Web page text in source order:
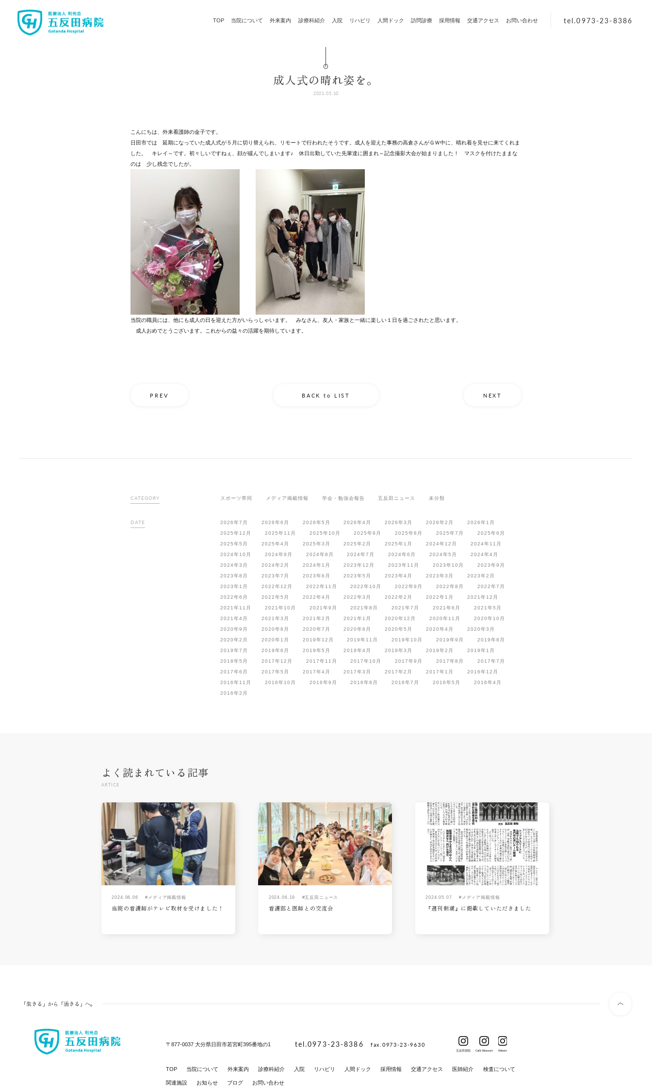
TOP 当院について 外来案内 診療科紹介 入院 リハビリ 人間ドック 訪問診療 採用情報 交通アクセス お問い合わせ tel.0973-23-8386
成人式の晴れ姿を。
2021.05.10
こんにちは、外来看護師の金子です。
日田市では 延期になっていた成人式が５月に切り替えられ、リモートで行われたそうです。成人を迎えた事務の高倉さんがＧＷ中に、晴れ着を見せに来てくれま
した。 キレイ～です。初々しいですねぇ、顔が緩んでしまいます♪ 休日出勤していた先輩達に囲まれ～記念撮影大会が始まりました！ マスクを付けたままな
のは 少し残念でしたが。
当院の職員には、他にも成人の日を迎えた方がいらっしゃいます。 みなさん、友人・家族と一緒に楽しい１日を過ごされたと思います。
成人おめでとうございます。これからの益々の活躍を期待しています。
PREV BACK to LIST NEXT
CATEGORY スポーツ帯同 メディア掲載情報 学会・勉強会報告 五反田ニュース 未分類
DATE 2026年7月 2026年6月 2026年5月 2026年4月 2026年3月 2026年2月
2026年1月
2025年12月
2025年11月 2025年10月 2025年9月 2025年8月 2025年7月
2025年6月
2025年5月
2025年4月 2025年3月 2025年2月 2025年1月 2024年12月
2024年11月
2024年10月
2024年9月 2024年8月 2024年7月 2024年6月 2024年5月
2024年4月
2024年3月
2024年2月 2024年1月 2023年12月 2023年11月 2023年10月
2023年9月
2023年8月
2023年7月 2023年6月 2023年5月 2023年4月 2023年3月
2023年2月
2023年1月
2022年12月 2022年11月 2022年10月 2022年9月 2022年8月
2022年7月
2022年6月
2022年5月 2022年4月 2022年3月 2022年2月 2022年1月
2021年12月
2021年11月
2021年10月 2021年9月 2021年8月 2021年7月 2021年6月
2021年5月
2021年4月
2021年3月 2021年2月 2021年1月 2020年12月 2020年11月
2020年10月
2020年9月
2020年8月 2020年7月 2020年6月 2020年5月 2020年4月
2020年3月
2020年2月
2020年1月 2019年12月 2019年11月 2019年10月 2019年9月
2019年8月
2019年7月
2019年6月 2019年5月 2019年4月 2019年3月 2019年2月
2019年1月
2018年5月
2017年12月 2017年11月 2017年10月 2017年9月 2017年8月
2017年7月
2017年6月
2017年5月 2017年4月 2017年3月 2017年2月 2017年1月
2016年12月
2016年11月
2016年10月 2016年9月 2016年8月 2016年7月 2016年5月
2016年4月
2016年2月
よく読まれている記事
ARTICE
2024.06.06 #メディア掲載情報
当院の看護師がテレビ取材を受けました！
2024.06.19 #五反田ニュース
看護部と医師との交流会
2024.05.07 #メディア掲載情報
『週刊新潮』に掲載していただきました
「生きる」から「活きる」へ。
〒877-0037 大分県日田市若宮町395番地の1 tel.0973-23-8386 fax.0973-23-9630
五反田病院 Café Blossom Reborn
TOP 当院について 外来案内 診療科紹介 入院 リハビリ 人間ドック 採用情報 交通アクセス 医師紹介 検査について
関連施設 お知らせ ブログ お問い合わせ